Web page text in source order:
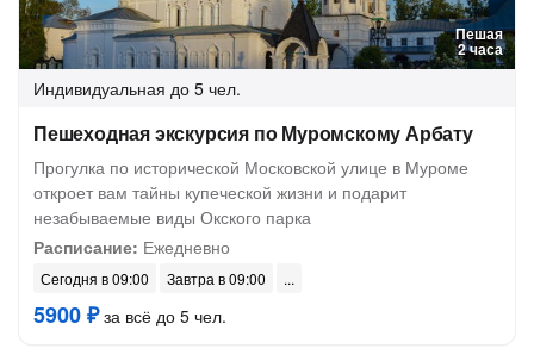
Пешая
2 часа
Индивидуальная до 5 чел.
Пешеходная экскурсия по Муромскому Арбату
Прогулка по исторической Московской улице в Муроме
откроет вам тайны купеческой жизни и подарит
незабываемые виды Окского парка
Расписание: Ежедневно
Сегодня в 09:00 Завтра в 09:00
5900 ₽за всё до 5 чел.